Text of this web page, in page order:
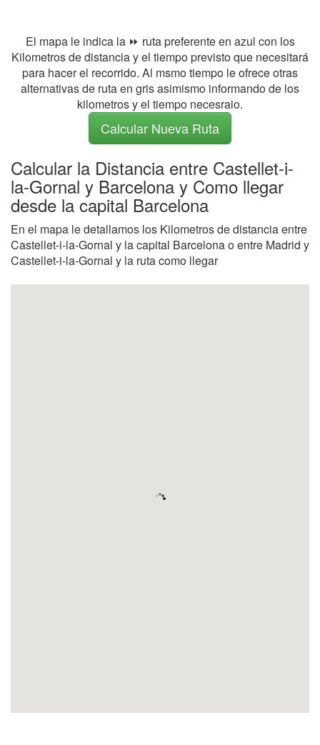
El mapa le indica la ⏩ ruta preferente en azul con los
Kilometros de distancia y el tiempo previsto que necesitará
para hacer el recorrido. Al msmo tiempo le ofrece otras
alternativas de ruta en gris asimismo informando de los
kilometros y el tiempo necesraio.
Calcular Nueva Ruta
Calcular la Distancia entre Castellet-i-
la-Gornal y Barcelona y Como llegar
desde la capital Barcelona
En el mapa le detallamos los Kilometros de distancia entre
Castellet-i-la-Gornal y la capital Barcelona o entre Madrid y
Castellet-i-la-Gornal y la ruta como llegar